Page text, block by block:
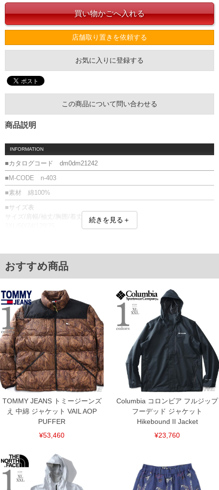
店舗取り置きを依頼する
お気に入りに登録する
この商品について問い合わせる
商品説明
INFORMATION
■カタログコード dm0dm21242
■M-CODE n-403
■素材 綿100%
■サイズ表
サイズ/肩幅/袖丈/胸囲/着丈
下着(肌着)やワイシャツは商品の性質上、返品交換不可とさせて頂いております。予め
ご了承くださいませ。
裾上げ料金は500円+税となります。
備考欄に股下●cmとご記入下さい。（裾上げ無料対象商品は1本につき税込6,000円以
上の品が対象。1本5,999円以下の商品は有料（500円+税）となります。）
出荷まで約1週間～20日間程お時間を頂く場合がございます。
尚、裾上げした商品は返品・交換不可となりますので、予めご了承下さい。
一部、お直しに対応出来ない商品がございます。(例：裾にファスナーや調節ひもが付
いている、極端なデザインが施されている等)
※商品によって若干のサイズの誤差がございます。また、お客様がご使用の環境（コ
ンピュータ画面）によって、商品の色味が若干異なる場合がございます。予めご了承
ください。
※当店での掲載商品は、実店鋪と在庫を共用しておりますので店頭での売り違い、店
舗からのお取り寄せ等により、お客様にご迷惑をお掛けしてしまう場合がございま
す。そのようなことがない様最大限に努めておりますが、もしあった場合速やかにご
連絡させて頂きますので予めご了承ください。
ITEM INTRODUCTION
続きを見る＋
おすすめ商品
TOMMY JEANS トミージーンズ
え 中綿 ジャケット VAIL AOP
PUFFER
¥53,460
Columbia コロンビア フルジップ
フーデッド ジャケット
Hikebound II Jacket
¥23,760